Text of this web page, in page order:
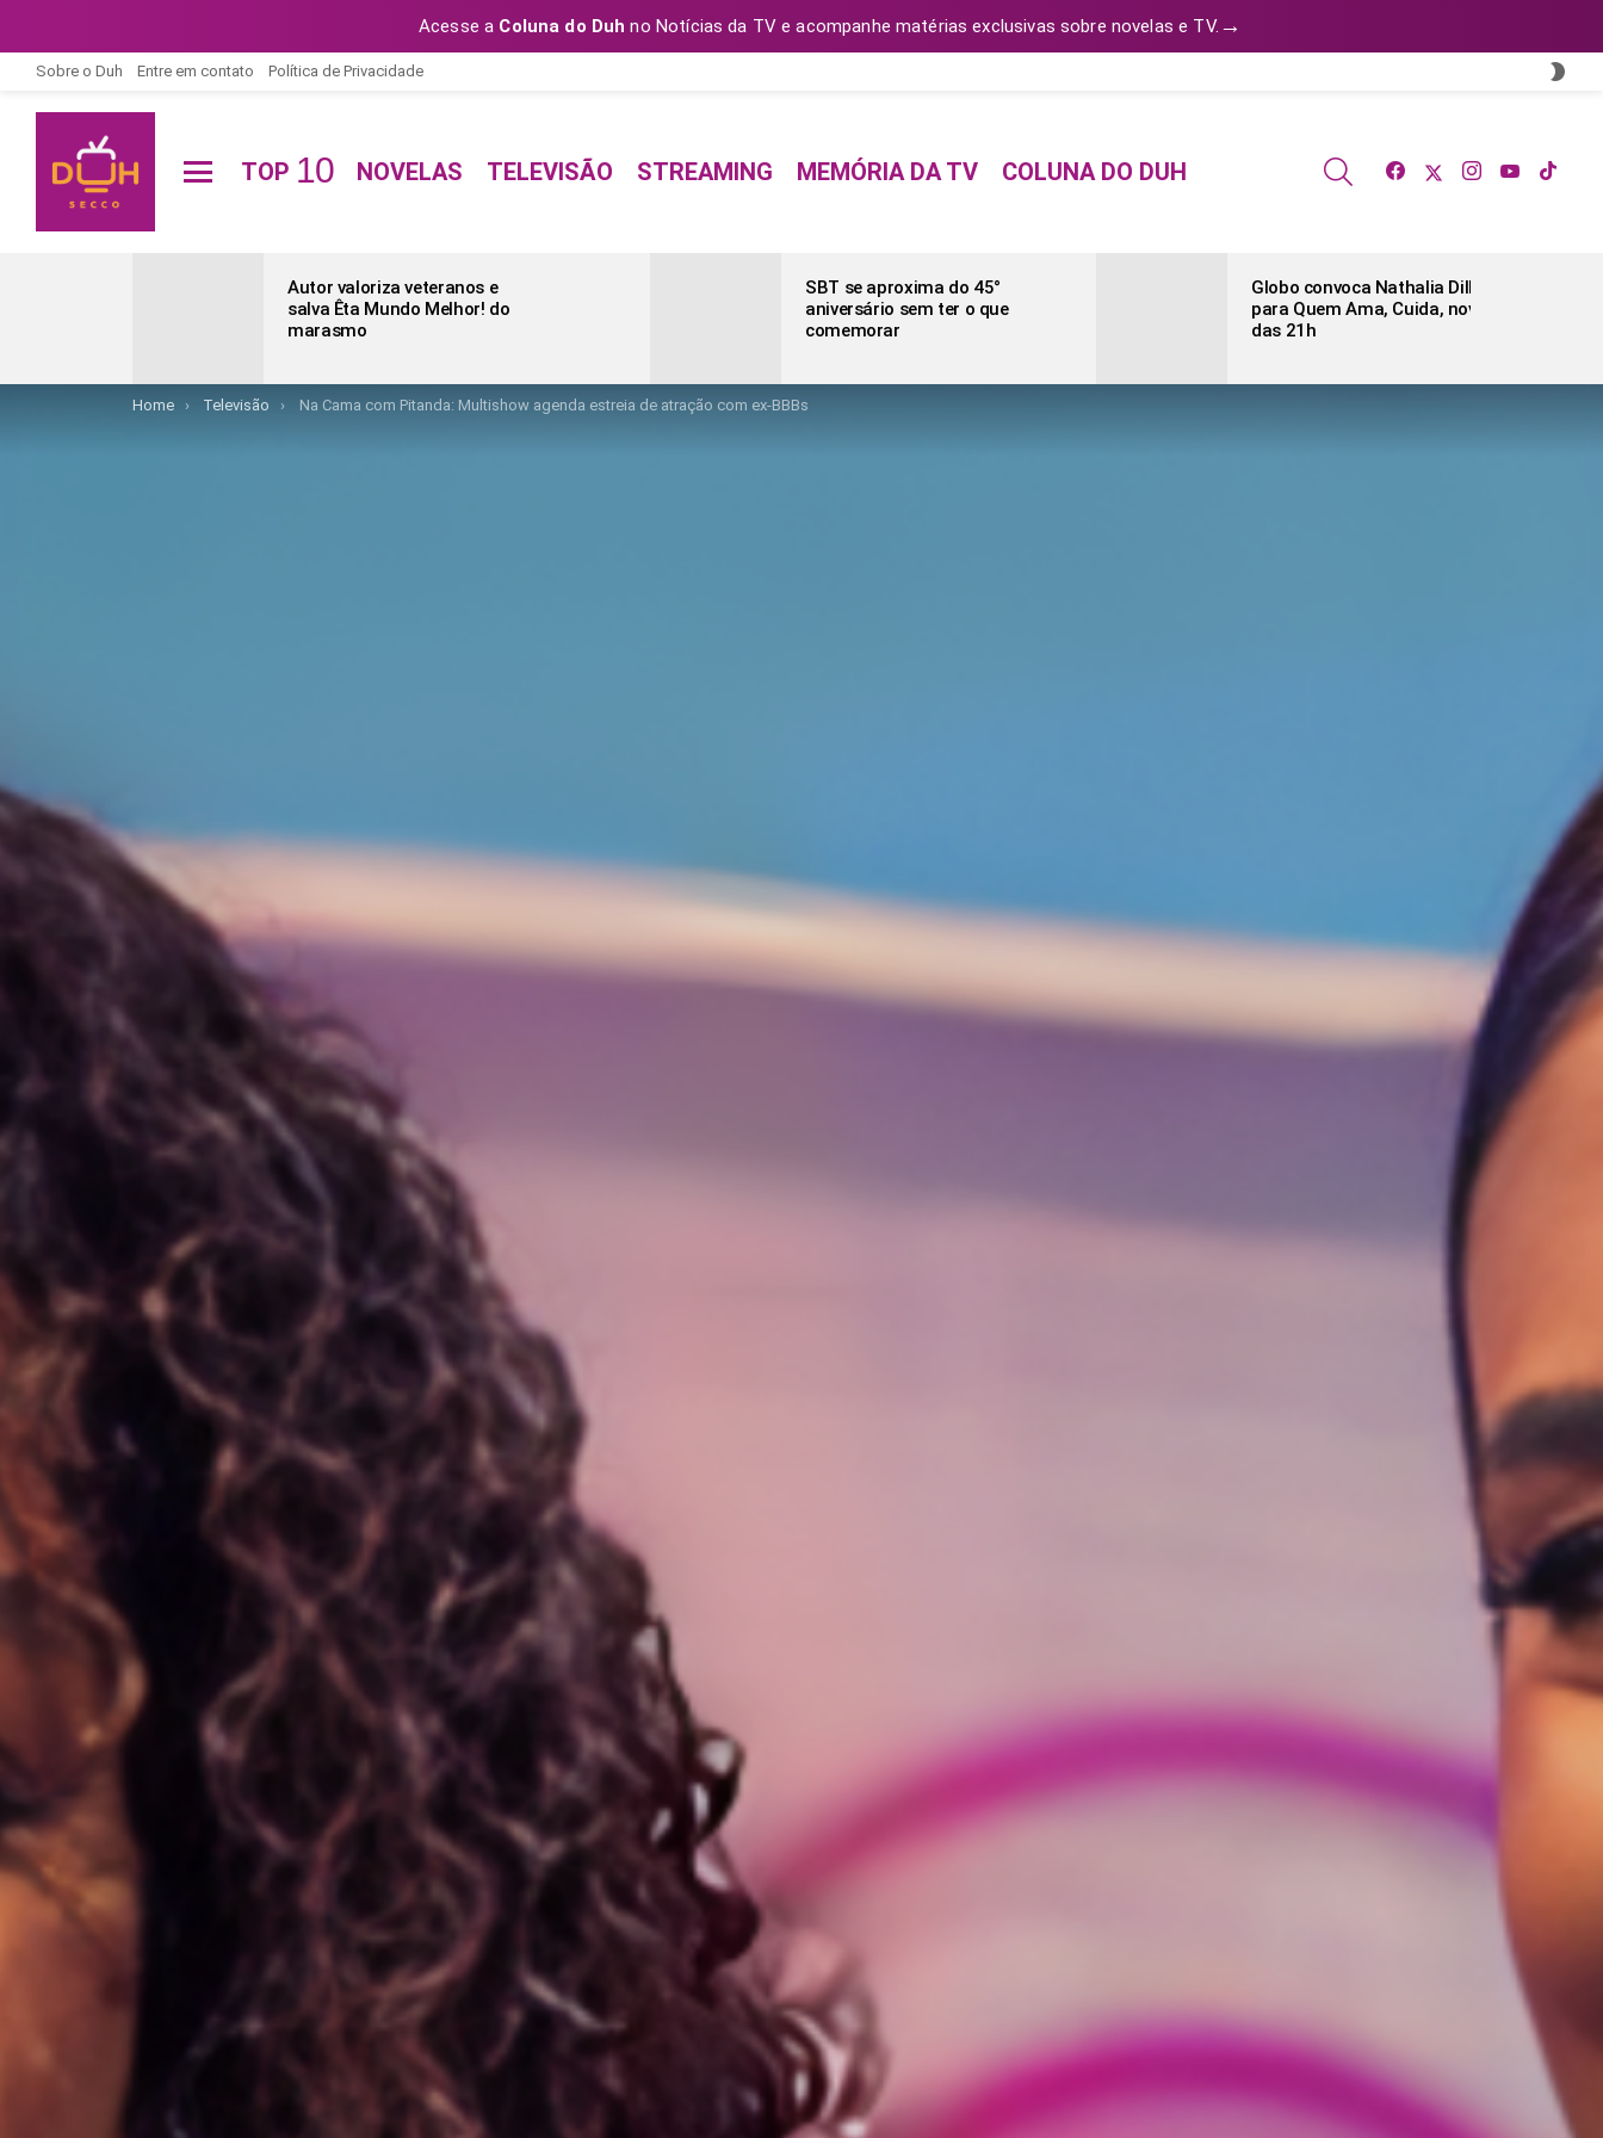
Acesse a Coluna do Duh no Notícias da TV e acompanhe matérias exclusivas sobre novelas e TV. →
Sobre o Duh Entre em contato Política de Privacidade
TOP 10 NOVELAS TELEVISÃO STREAMING MEMÓRIA DA TV COLUNA DO DUH SEARCH facebooktwitterinstagramyoutube
Autor valoriza veteranos e
salva Êta Mundo Melhor! do
marasmo
SBT se aproxima do 45°
aniversário sem ter o que
comemorar
Globo convoca Nathalia Dill
para Quem Ama, Cuida, novela
das 21h
You are here:
Home Televisão Na Cama com Pitanda: Multishow agenda estreia de atração com ex-BBBs